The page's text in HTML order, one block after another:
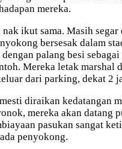
mereka.
ikut sama. Masih segar
bersesak dalam
palang besi
Mereka letak marshal
dari parking, dekat 2
diraikan kedatangan
mereka akan datang
pasukan sangat
penyokong.